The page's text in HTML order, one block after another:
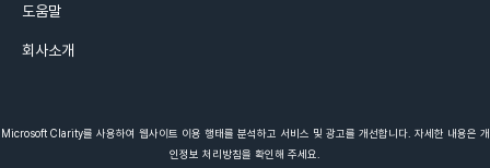
도움말
회사소개
Microsoft Clarity를 사용하여 웹사이트 이용 행태를 분석하고 서비스 및 광고를 개선합니다. 자세한 내용은 개
인정보 처리방침을 확인해 주세요.